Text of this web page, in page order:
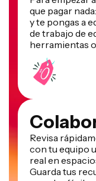
de trabajo de
herramientas
Revisa
con tu equipo
real en
Guarda tus
acceder